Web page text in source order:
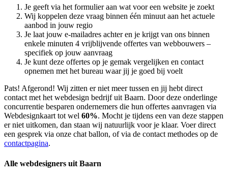
Je geeft via het formulier aan wat voor een website je zoekt
Wij koppelen deze vraag binnen één minuut aan het actuele
aanbod in jouw regio
Je laat jouw e-mailadres achter en je krijgt van ons binnen
enkele minuten 4 vrijblijvende offertes van webbouwers –
specifiek op jouw aanvraag
Je kunt deze offertes op je gemak vergelijken en contact
opnemen met het bureau waar jij je goed bij voelt
Pats! Afgerond! Wij zitten er niet meer tussen en jij hebt direct
contact met het webdesign bedrijf uit Baarn. Door deze onderlinge
concurrentie besparen ondernemers die hun offertes aanvragen via
Webdesignkaart tot wel 60%. Mocht je tijdens een van deze stappen
er niet uitkomen, dan staan wij natuurlijk voor je klaar. Voer direct
een gesprek via onze chat ballon, of via de contact methodes op de
contactpagina.
Alle webdesigners uit Baarn